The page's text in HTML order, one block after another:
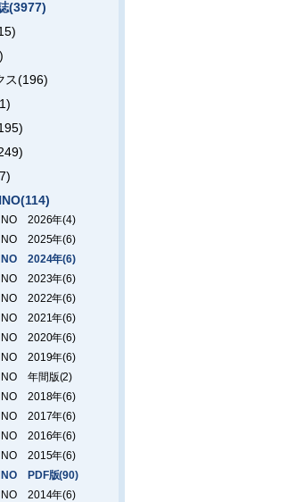
(3977)
ス(196)
2026年(4)
2025年(6)
2024年(6)
2023年(6)
2022年(6)
2021年(6)
2020年(6)
2019年(6)
年間版(2)
2018年(6)
2017年(6)
2016年(6)
2015年(6)
PDF版(90)
2014年(6)